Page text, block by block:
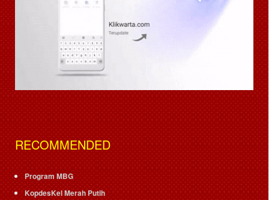
RECOMMENDED
Program MBG
KopdesKel Merah Putih